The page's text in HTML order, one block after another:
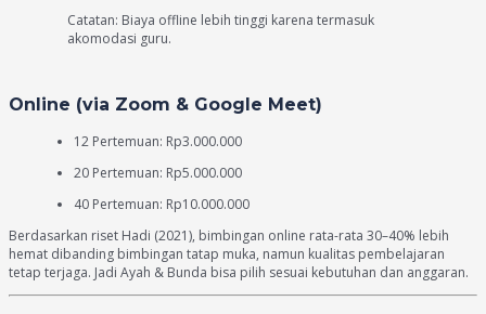
Catatan: Biaya offline lebih tinggi karena termasuk
akomodasi guru.
Online (via Zoom & Google Meet)
12 Pertemuan: Rp3.000.000
20 Pertemuan: Rp5.000.000
40 Pertemuan: Rp10.000.000
Berdasarkan riset Hadi (2021), bimbingan online rata-rata 30–40% lebih
hemat dibanding bimbingan tatap muka, namun kualitas pembelajaran
tetap terjaga. Jadi Ayah & Bunda bisa pilih sesuai kebutuhan dan anggaran.